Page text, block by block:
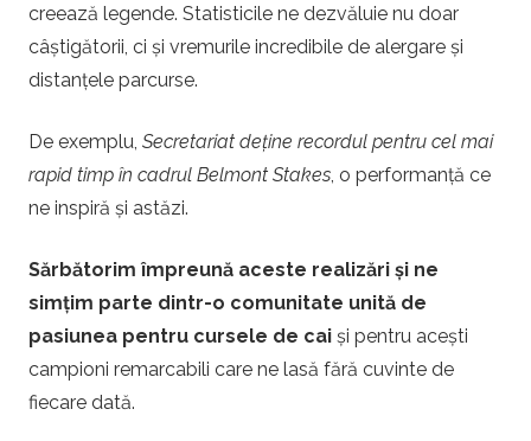
creează legende. Statisticile ne dezvăluie nu doar
câștigătorii, ci și vremurile incredibile de alergare și
distanțele parcurse.
De exemplu, Secretariat deține recordul pentru cel mai
rapid timp în cadrul Belmont Stakes, o performanță ce
ne inspiră și astăzi.
Sărbătorim împreună aceste realizări și ne
simțim parte dintr-o comunitate unită de
pasiunea pentru cursele de cai și pentru acești
campioni remarcabili care ne lasă fără cuvinte de
fiecare dată.